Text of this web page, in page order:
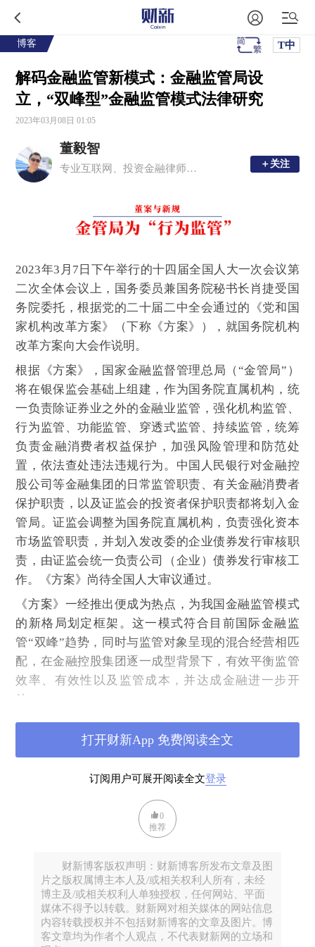
博客 T中
解码金融监管新模式：金融监管局设
立，“双峰型”金融监管模式法律研究
2023年03月08日 01:05
董毅智
专业互联网、投资金融律师，风险控制专家 ＋关注
＋关注
2023年3月7日下午举行的十四届全国人大一次会议第
二次全体会议上，国务委员兼国务院秘书长肖捷受国
务院委托，根据党的二十届二中全会通过的《党和国
家机构改革方案》（下称《方案》），就国务院机构
改革方案向大会作说明。
根据《方案》，国家金融监督管理总局（“金管局”）
将在银保监会基础上组建，作为国务院直属机构，统
一负责除证券业之外的金融业监管，强化机构监管、
行为监管、功能监管、穿透式监管、持续监管，统筹
负责金融消费者权益保护，加强风险管理和防范处
置，依法查处违法违规行为。中国人民银行对金融控
股公司等金融集团的日常监管职责、有关金融消费者
保护职责，以及证监会的投资者保护职责都将划入金
管局。证监会调整为国务院直属机构，负责强化资本
市场监管职责，并划入发改委的企业债券发行审核职
责，由证监会统一负责公司（企业）债券发行审核工
作。《方案》尚待全国人大审议通过。
《方案》一经推出便成为热点，为我国金融监管模式
的新格局划定框架。这一模式符合目前国际金融监
管“双峰”趋势，同时与监管对象呈现的混合经营相匹
配，在金融控股集团逐一成型背景下，有效平衡监管
效率、有效性以及监管成本，并达成金融进一步开
放。
需要注意，“金融监管结构格局对金融监管的成功和效
率具有重大意义，但本身并不能保证监管效率和有效
性，只是提供实现有效监管的环境。”——《金融监管
的制度结构研究》（作者：郑振龙、张雯）
一说法正确基础上，我们也可以认为有效监管的环境
会在一定程度上推进监管有效性以及效率，但具体实
施层面仍有众多因素需要相结合考虑。
伦敦经济学院教授、著名金融经济学家、英格兰银行
订阅用户可展开阅读全文登录
打开财新App 免费阅读全文
0
推荐
财新博客版权声明：财新博客所发布文章及图
片之版权属博主本人及/或相关权利人所有，未经
博主及/或相关权利人单独授权，任何网站、平面
媒体不得予以转载。财新网对相关媒体的网站信息
内容转载授权并不包括财新博客的文章及图片。博
客文章均为作者个人观点，不代表财新网的立场和